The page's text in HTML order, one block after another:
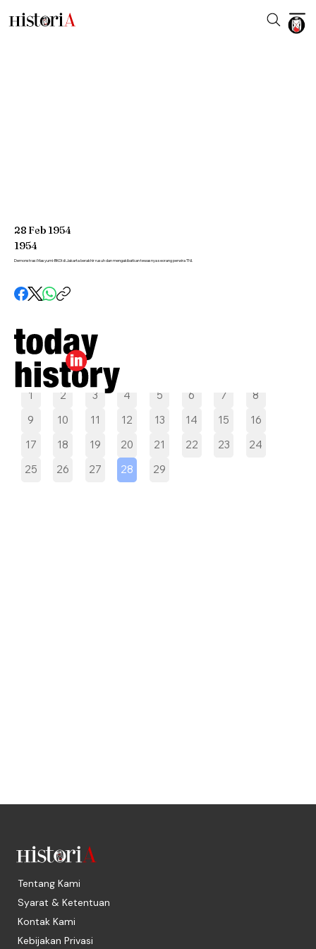
Pilih tanggal
1 2 3 4 5 6 7
8
9
10 11 12 13 14 15
16
17
18 19 20 21 22 23
24
25
26 27 28 29
28 Feb 1954
1954
Demonstrasi Masyumi-BKOI di Jakarta berakhir rusuh dan mengakibatkan tewasnya seorang perwira TNI.
Tentang Kami
Syarat & Ketentuan
Kontak Kami
Kebijakan Privasi